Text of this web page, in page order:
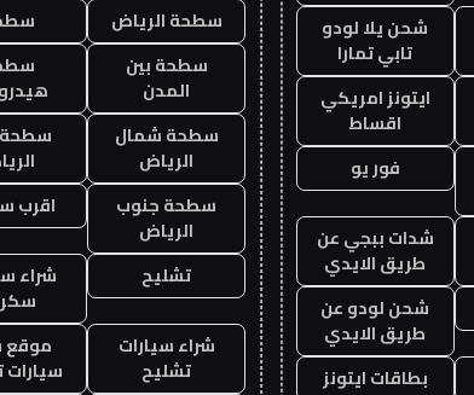
شحن يلا لودو
تابي تمارا
ايتونز امريكي
اقساط
فور يو
شدات ببجي عن
طريق الايدي
شحن لودو عن
طريق الايدي
بطاقات ايتونز
سطحة الرياض
سطحة بين
المدن
سطحة شمال
الرياض
سطحة جنوب
الرياض
اقرب
تشليح
شراء
شراء سيارات
تشليح
موقع